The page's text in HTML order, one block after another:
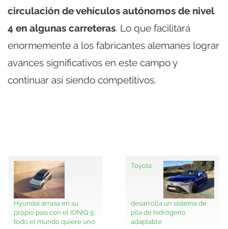
circulación de vehículos autónomos de nivel
4 en algunas carreteras. Lo que facilitará
enormemente a los fabricantes alemanes lograr
avances significativos en este campo y
continuar así siendo competitivos.
Hyundai arrasa en su
propio país con el IONIQ 5:
todo el mundo quiere uno
Toyota
desarrolla un sistema de
pila de hidrógeno
adaptable